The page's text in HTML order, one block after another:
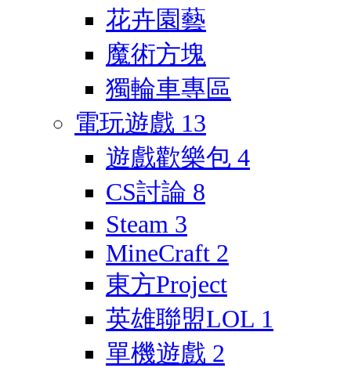
花卉園藝
魔術方塊
獨輪車專區
電玩遊戲 13
遊戲歡樂包 4
CS討論 8
Steam 3
MineCraft 2
東方Project
英雄聯盟LOL 1
單機遊戲 2